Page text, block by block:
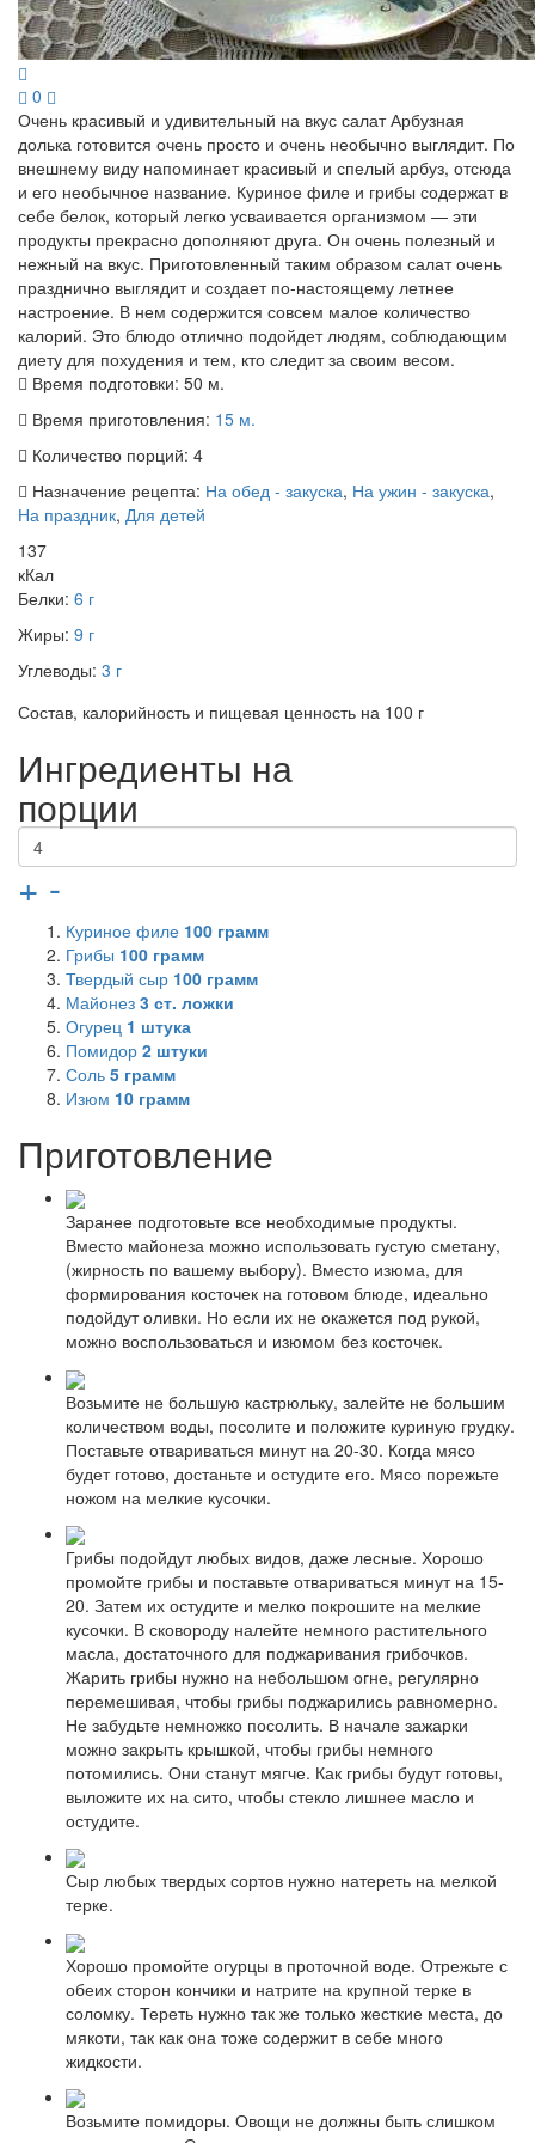
0
Очень красивый и удивительный на вкус салат Арбузная
долька готовится очень просто и очень необычно выглядит. По
внешнему виду напоминает красивый и спелый арбуз, отсюда
и его необычное название. Куриное филе и грибы содержат в
себе белок, который легко усваивается организмом — эти
продукты прекрасно дополняют друга. Он очень полезный и
нежный на вкус. Приготовленный таким образом салат очень
празднично выглядит и создает по-настоящему летнее
настроение. В нем содержится совсем малое количество
калорий. Это блюдо отлично подойдет людям, соблюдающим
диету для похудения и тем, кто следит за своим весом.
Время подготовки: 50 м.
Время приготовления: 15 м.
Количество порций: 4
Назначение рецепта: На обед - закуска, На ужин - закуска,
На праздник, Для детей
137
кКал
Белки: 6 г
Жиры: 9 г
Углеводы: 3 г
Состав, калорийность и пищевая ценность на 100 г
Ингредиенты на
порции
+ -
Куриное филе 100 грамм
Грибы 100 грамм
Твердый сыр 100 грамм
Майонез 3 ст. ложки
Огурец 1 штука
Помидор 2 штуки
Соль 5 грамм
Изюм 10 грамм
Приготовление
Заранее подготовьте все необходимые продукты.
Вместо майонеза можно использовать густую сметану,
(жирность по вашему выбору). Вместо изюма, для
формирования косточек на готовом блюде, идеально
подойдут оливки. Но если их не окажется под рукой,
можно воспользоваться и изюмом без косточек.
Возьмите не большую кастрюльку, залейте не большим
количеством воды, посолите и положите куриную грудку.
Поставьте отвариваться минут на 20-30. Когда мясо
будет готово, достаньте и остудите его. Мясо порежьте
ножом на мелкие кусочки.
Грибы подойдут любых видов, даже лесные. Хорошо
промойте грибы и поставьте отвариваться минут на 15-
20. Затем их остудите и мелко покрошите на мелкие
кусочки. В сковороду налейте немного растительного
масла, достаточного для поджаривания грибочков.
Жарить грибы нужно на небольшом огне, регулярно
перемешивая, чтобы грибы поджарились равномерно.
Не забудьте немножко посолить. В начале зажарки
можно закрыть крышкой, чтобы грибы немного
потомились. Они станут мягче. Как грибы будут готовы,
выложите их на сито, чтобы стекло лишнее масло и
остудите.
Сыр любых твердых сортов нужно натереть на мелкой
терке.
Хорошо промойте огурцы в проточной воде. Отрежьте с
обеих сторон кончики и натрите на крупной терке в
соломку. Тереть нужно так же только жесткие места, до
мякоти, так как она тоже содержит в себе много
жидкости.
Возьмите помидоры. Овощи не должны быть слишком